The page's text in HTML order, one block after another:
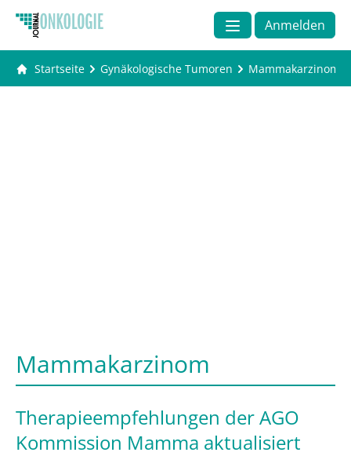
Anmelden
Startseite Gynäkologische Tumoren Mammakarzinom
Mammakarzinom
Therapieempfehlungen der AGO
Kommission Mamma aktualisiert